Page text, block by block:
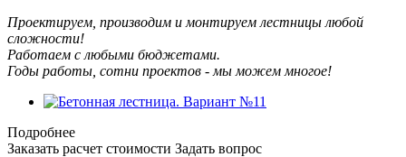
Проектируем, производим и монтируем лестницы любой
сложности!
Работаем с любыми бюджетами.
Годы работы, сотни проектов - мы можем многое!
Подробнее
Заказать расчет стоимости Задать вопрос